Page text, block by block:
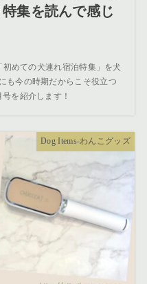
集を読んで感じ
めての犬連れ宿泊特集」を犬
も今の時期だからこそ役立つ
を紹介します！
Dog Items-わんこグッズ